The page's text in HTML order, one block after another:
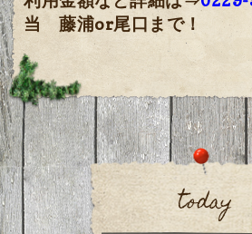
当 藤浦or尾口まで！
today